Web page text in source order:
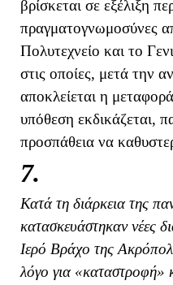
βρίσκεται σε εξέλιξη
πραγματογνωμοσύνες
Πολυτεχνείο και το
στις οποίες, μετά την
αποκλείεται η
υπόθεση εκδικάζεται,
προσπάθεια να
7.
Κατά τη διάρκεια της
κατασκευάστηκαν νέες
Ιερό Βράχο της
λόγο για «καταστροφή»